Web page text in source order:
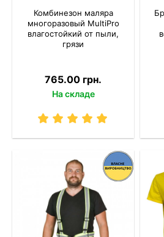
Комбинезон маляра
многоразовый MultiPro
влагостойкий от пыли,
грязи
765.00 грн.
На складе